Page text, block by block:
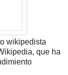
wikipedista
que ha